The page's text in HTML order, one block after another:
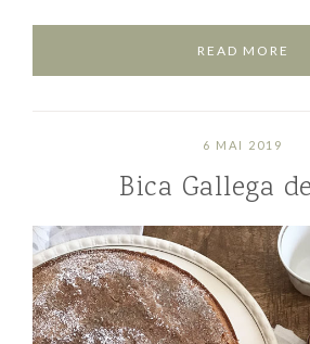
READ MORE
6 MAI 2019
Bica Gallega